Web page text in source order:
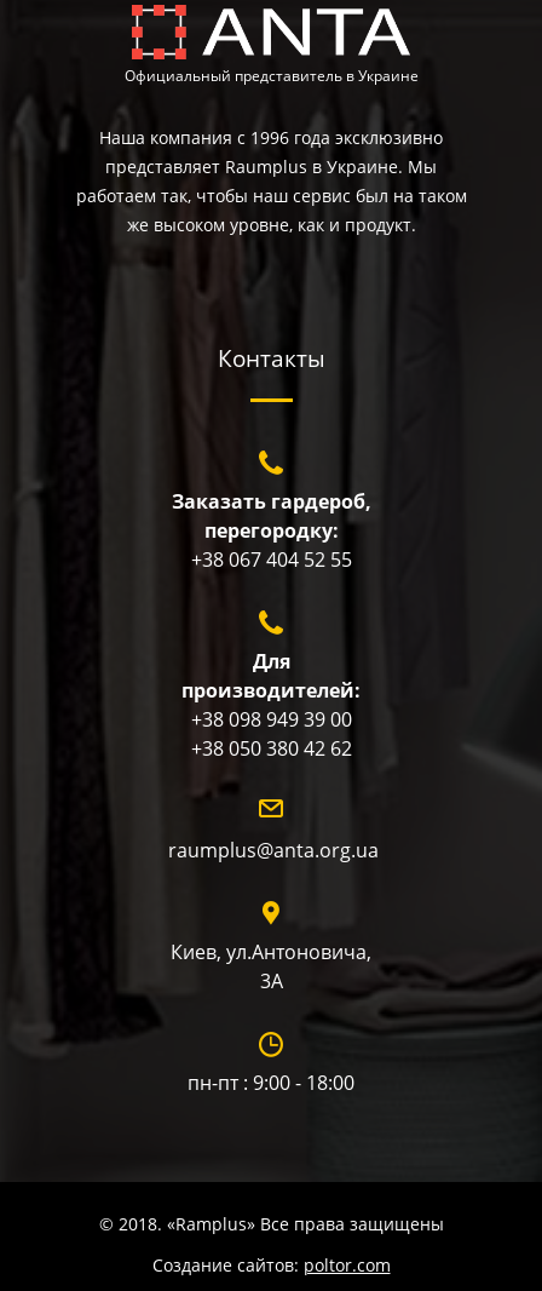
Официальный представитель в Украине
Наша компания с 1996 года эксклюзивно
представляет Raumplus в Украине. Мы
работаем так, чтобы наш сервис был на таком
же высоком уровне, как и продукт.
Контакты
Заказать гардероб,
перегородку:
+38 067 404 52 55
Для
производителей:
+38 098 949 39 00
+38 050 380 42 62
raumplus@anta.org.ua
Киев, ул.Антоновича,
3А
пн-пт : 9:00 - 18:00
© 2018. «Ramplus» Все права защищены
Создание сайтов: poltor.com